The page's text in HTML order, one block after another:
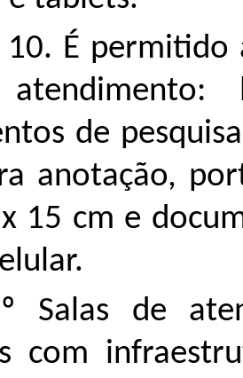
É permitido
de
anotação,
15 cm e
Salas de
com